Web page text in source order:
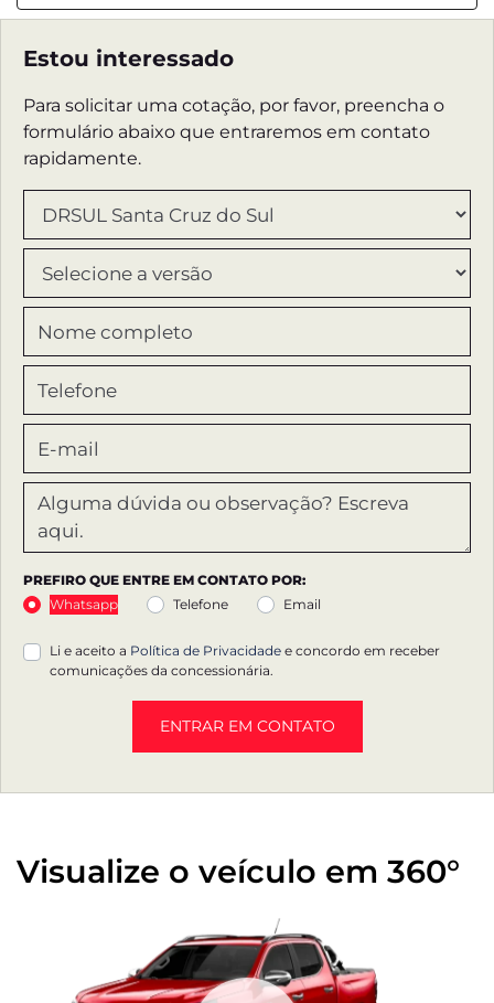
Estou interessado
Para solicitar uma cotação, por favor, preencha o
formulário abaixo que entraremos em contato
rapidamente.
PREFIRO QUE ENTRE EM CONTATO POR:
Whatsapp
Telefone Email
Li e aceito a Política de Privacidade e concordo em receber
comunicações da concessionária.
ENTRAR EM CONTATO
Visualize o veículo em 360°